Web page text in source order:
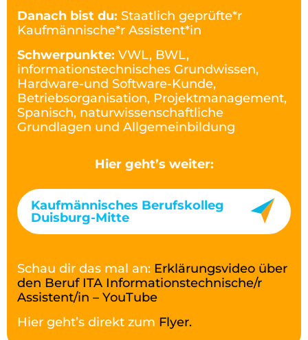
Danach bist du: Staatlich geprüfte*r
Kaufmännische*r Assistent*in
Schwerpunkte: VWL, BWL,
informationstechnisches Grundwissen,
Hardware-und Software-Kunde,
Betriebsorganisation, Projektmanagement,
Spanisch, naturwissenschaftliche
Grundlagen und Allgemeinbildung
Hier geht’s weiter:
Kaufmännisches Berufskolleg
Duisburg-Mitte
Schau dir das mal an: Erklärungsvideo über
den Beruf ITA Informationstechnische/r
Assistent/in – YouTube
Hier geht’s direkt zum Flyer.